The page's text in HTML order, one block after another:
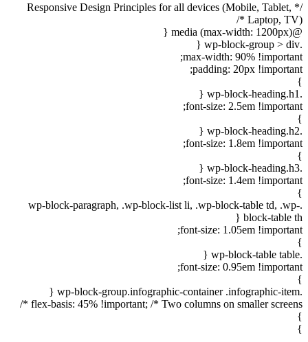
/* Responsive Design Principles for all devices (Mobile, Tablet,
Laptop, TV) */
@media (max-width: 1200px) {
.wp-block-group > div {
max-width: 90% !important;
padding: 20px !important;
}
.wp-block-heading.h1 {
font-size: 2.5em !important;
}
.wp-block-heading.h2 {
font-size: 1.8em !important;
}
.wp-block-heading.h3 {
font-size: 1.4em !important;
}
.wp-block-paragraph, .wp-block-list li, .wp-block-table td, .wp-
block-table th {
font-size: 1.05em !important;
}
.wp-block-table table {
font-size: 0.95em !important;
}
.wp-block-group.infographic-container .infographic-item {
flex-basis: 45% !important; /* Two columns on smaller screens */
}
}